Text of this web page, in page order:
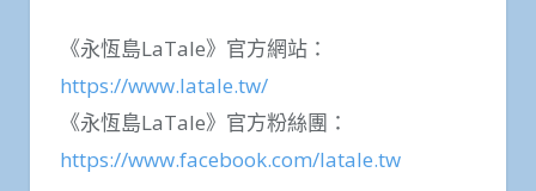
《永恆島LaTale》官方網站：
https://www.latale.tw/
《永恆島LaTale》官方粉絲團：
https://www.facebook.com/latale.tw